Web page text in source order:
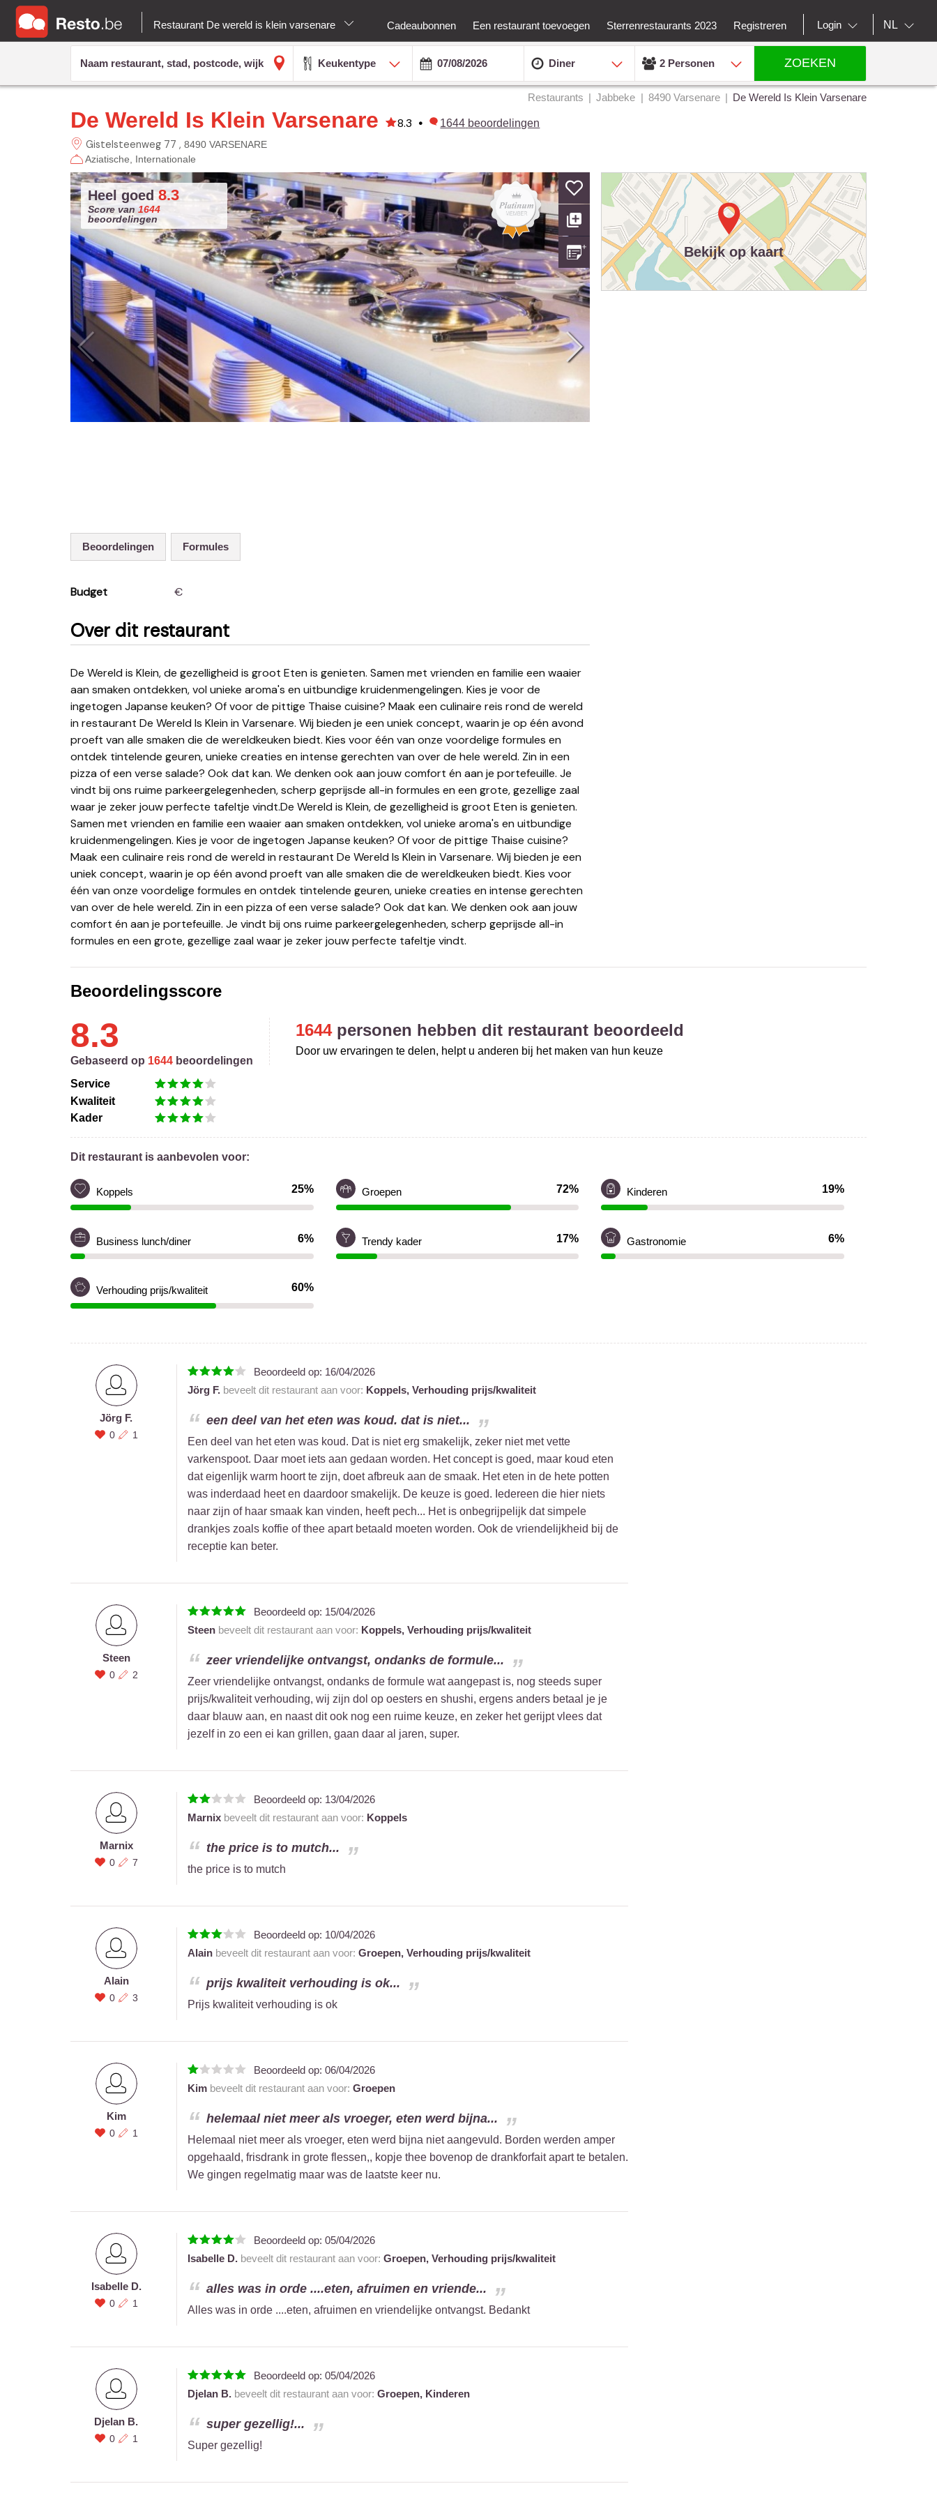
Restaurant De wereld is klein varsenare Cadeaubonnen Een restaurant toevoegen Sterrenrestaurants 2023 Registreren Login NL
Keukentype Diner 2 Personen ZOEKEN
Restaurants Jabbeke 8490 Varsenare De Wereld Is Klein Varsenare
De Wereld Is Klein Varsenare 8.3 • 1644 beoordelingen
Gistelsteenweg 77
8490 VARSENARE
Aziatische
Internationale
Heel goed8.3
Score van1644
beoordelingen
Beoordelingen Formules
Budget €
Over dit restaurant
De Wereld is Klein, de gezelligheid is groot Eten is genieten. Samen met vrienden en familie een waaier
aan smaken ontdekken, vol unieke aroma's en uitbundige kruidenmengelingen. Kies je voor de
ingetogen Japanse keuken? Of voor de pittige Thaise cuisine? Maak een culinaire reis rond de wereld
in restaurant De Wereld Is Klein in Varsenare. Wij bieden je een uniek concept, waarin je op één avond
proeft van alle smaken die de wereldkeuken biedt. Kies voor één van onze voordelige formules en
ontdek tintelende geuren, unieke creaties en intense gerechten van over de hele wereld. Zin in een
pizza of een verse salade? Ook dat kan. We denken ook aan jouw comfort én aan je portefeuille. Je
vindt bij ons ruime parkeergelegenheden, scherp geprijsde all-in formules en een grote, gezellige zaal
waar je zeker jouw perfecte tafeltje vindt.De Wereld is Klein, de gezelligheid is groot Eten is genieten.
Samen met vrienden en familie een waaier aan smaken ontdekken, vol unieke aroma's en uitbundige
kruidenmengelingen. Kies je voor de ingetogen Japanse keuken? Of voor de pittige Thaise cuisine?
Maak een culinaire reis rond de wereld in restaurant De Wereld Is Klein in Varsenare. Wij bieden je een
uniek concept, waarin je op één avond proeft van alle smaken die de wereldkeuken biedt. Kies voor
één van onze voordelige formules en ontdek tintelende geuren, unieke creaties en intense gerechten
van over de hele wereld. Zin in een pizza of een verse salade? Ook dat kan. We denken ook aan jouw
comfort én aan je portefeuille. Je vindt bij ons ruime parkeergelegenheden, scherp geprijsde all-in
formules en een grote, gezellige zaal waar je zeker jouw perfecte tafeltje vindt.
Bekijk op kaart
Beoordelingsscore
8.3
Gebaseerd op 1644 beoordelingen
Service
Kwaliteit
Kader
1644personen hebben dit restaurant beoordeeld
Door uw ervaringen te delen, helpt u anderen bij het maken van hun keuze
Dit restaurant is aanbevolen voor:
Koppels 25% Groepen 72% Kinderen 19%
Business lunch/diner 6% Trendy kader 17% Gastronomie 6%
Verhouding prijs/kwaliteit 60%
Jörg F.
0 1
Beoordeeld op: 16/04/2026
Jörg F.beveelt dit restaurant aan voor: Koppels, Verhouding prijs/kwaliteit
een deel van het eten was koud. dat is niet...
Een deel van het eten was koud. Dat is niet erg smakelijk, zeker niet met vette
varkenspoot. Daar moet iets aan gedaan worden. Het concept is goed, maar koud eten
dat eigenlijk warm hoort te zijn, doet afbreuk aan de smaak. Het eten in de hete potten
was inderdaad heet en daardoor smakelijk. De keuze is goed. Iedereen die hier niets
naar zijn of haar smaak kan vinden, heeft pech... Het is onbegrijpelijk dat simpele
drankjes zoals koffie of thee apart betaald moeten worden. Ook de vriendelijkheid bij de
receptie kan beter.
Steen
0 2
Beoordeeld op: 15/04/2026
Steenbeveelt dit restaurant aan voor: Koppels, Verhouding prijs/kwaliteit
zeer vriendelijke ontvangst, ondanks de formule...
Zeer vriendelijke ontvangst, ondanks de formule wat aangepast is, nog steeds super
prijs/kwaliteit verhouding, wij zijn dol op oesters en shushi, ergens anders betaal je je
daar blauw aan, en naast dit ook nog een ruime keuze, en zeker het gerijpt vlees dat
jezelf in zo een ei kan grillen, gaan daar al jaren, super.
Marnix
0 7
Beoordeeld op: 13/04/2026
Marnixbeveelt dit restaurant aan voor: Koppels
the price is to mutch...
the price is to mutch
Alain
0 3
Beoordeeld op: 10/04/2026
Alainbeveelt dit restaurant aan voor: Groepen, Verhouding prijs/kwaliteit
prijs kwaliteit verhouding is ok...
Prijs kwaliteit verhouding is ok
Kim
0 1
Beoordeeld op: 06/04/2026
Kimbeveelt dit restaurant aan voor: Groepen
helemaal niet meer als vroeger, eten werd bijna...
Helemaal niet meer als vroeger, eten werd bijna niet aangevuld. Borden werden amper
opgehaald, frisdrank in grote flessen,, kopje thee bovenop de drankforfait apart te betalen.
We gingen regelmatig maar was de laatste keer nu.
Isabelle D.
0 1
Beoordeeld op: 05/04/2026
Isabelle D.beveelt dit restaurant aan voor: Groepen, Verhouding prijs/kwaliteit
alles was in orde ....eten, afruimen en vriende...
Alles was in orde ....eten, afruimen en vriendelijke ontvangst. Bedankt
Djelan B.
0 1
Beoordeeld op: 05/04/2026
Djelan B.beveelt dit restaurant aan voor: Groepen, Kinderen
super gezellig!...
Super gezellig!